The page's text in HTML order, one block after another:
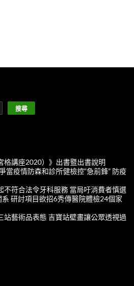
搜尋
格講座2020）》出書暨出書說明
當疫情防森和診所健檢控“急前鋒” 防疫
不符合法令牙科服務 當局吁消費者慎選
系 研討項目欲招6秀傳醫院體檢24個家
站藝術品表態 吉寶站壁畫讓公眾透視過